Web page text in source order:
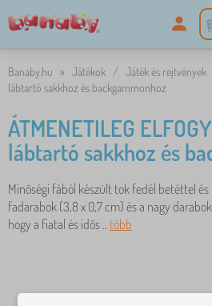
Banaby.hu » Játékok / Játék és rejtvények
lábtartó sakkhoz és backgammonhoz
ÁTMENETILEG
lábtartó sakkhoz és
Minőségi fából készült tok fedél betéttel
fadarabok (3,8 x 0,7 cm) és a nagy
hogy a fiatal és idős .. több